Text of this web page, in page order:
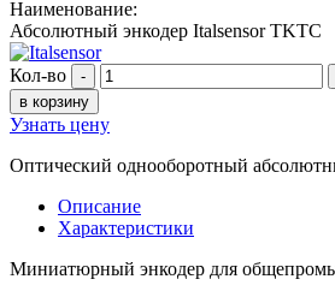
Наименование:
Абсолютный энкодер Italsensor TKTC
Кол-во -
в корзину
Узнать цену
Оптический однооборотный
Описание
Характеристики
Миниатюрный энкодер для